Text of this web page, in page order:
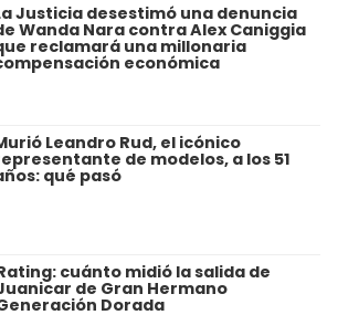
Justicia desestimó una denuncia
Wanda Nara contra Alex Caniggia
reclamará una millonaria
económica
Leandro Rud, el icónico
de modelos, a los 51
qué pasó
cuánto midió la salida de
de Gran Hermano
Dorada